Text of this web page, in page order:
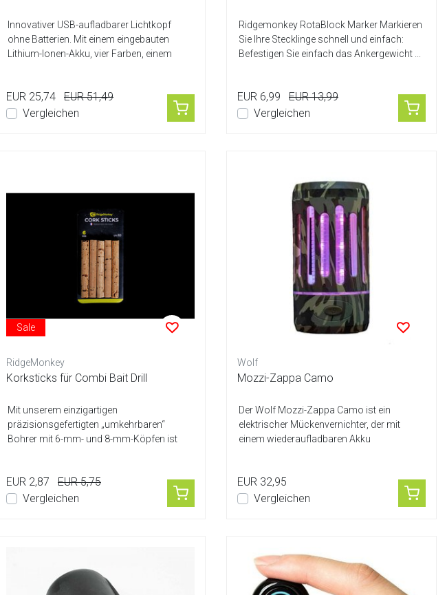
Innovativer USB-aufladbarer Lichtkopf
ohne Batterien. Mit einem eingebauten
Lithium-Ionen-Akku, vier Farben, einem
EUR 25,74
EUR 51,49
Vergleichen
Ridgemonkey RotaBlock Marker Markieren
Sie Ihre Stecklinge schnell und einfach:
Befestigen Sie einfach das Ankergewicht ...
EUR 6,99
EUR 13,99
Vergleichen
Sale
RidgeMonkey
Korksticks für Combi Bait Drill
Mit unserem einzigartigen
präzisionsgefertigten „umkehrbaren“
Bohrer mit 6-mm- und 8-mm-Köpfen ist
EUR 2,87
EUR 5,75
Vergleichen
Wolf
Mozzi-Zappa Camo
Der Wolf Mozzi-Zappa Camo ist ein
elektrischer Mückenvernichter, der mit
einem wiederaufladbaren Akku
EUR 32,95
Vergleichen